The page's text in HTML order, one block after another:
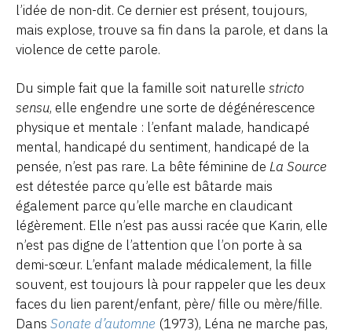
l’idée de non-dit. Ce dernier est présent, toujours,
mais explose, trouve sa fin dans la parole, et dans la
violence de cette parole.
Du simple fait que la famille soit naturelle stricto
sensu, elle engendre une sorte de dégénérescence
physique et mentale : l’enfant malade, handicapé
mental, handicapé du sentiment, handicapé de la
pensée, n’est pas rare. La bête féminine de La Source
est détestée parce qu’elle est bâtarde mais
également parce qu’elle marche en claudicant
légèrement. Elle n’est pas aussi racée que Karin, elle
n’est pas digne de l’attention que l’on porte à sa
demi-sœur. L’enfant malade médicalement, la fille
souvent, est toujours là pour rappeler que les deux
faces du lien parent/enfant, père/ fille ou mère/fille.
Dans Sonate d’automne (1973), Léna ne marche pas,